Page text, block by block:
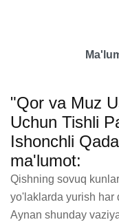
"Qor va Muz
Uchun Tishli
Ishonchli
ma'lumot:
Qishning sovuq
yo'laklarda yurish har
Aynan shunday